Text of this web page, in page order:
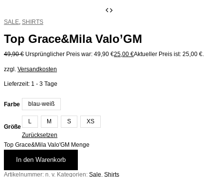
SALE, SHIRTS
Top Grace&Mila Valo’GM
49,90€ Ursprünglicher Preis war: 49,90 €25,00 €Aktueller Preis ist: 25,00 €.
zzgl. Versandkosten
Lieferzeit: 1 - 3 Tage
Farbe blau-weiß
Größe
L M S XS
Zurücksetzen
Top Grace&Mila Valo'GM Menge
In den Warenkorb
Artikelnummer: n. v. Kategorien: Sale, Shirts